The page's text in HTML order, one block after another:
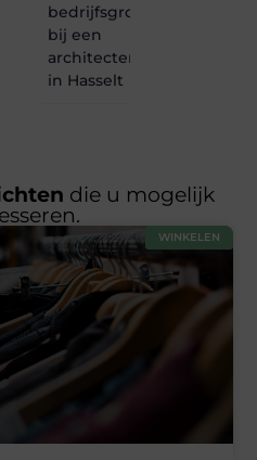
bedrijfsgroei
bij een
architectenbureau
in Hasselt
die u mogelijk
WINKELEN